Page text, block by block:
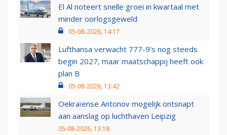
El Al noteert snelle groei in kwartaal met
minder oorlogsgeweld
05-08-2026, 14:17
Lufthansa verwacht 777-9’s nog steeds
begin 2027, maar maatschappij heeft ook
plan B
05-08-2026, 13:42
Oekraïense Antonov mogelijk ontsnapt
aan aanslag op luchthaven Leipzig
05-08-2026, 13:18